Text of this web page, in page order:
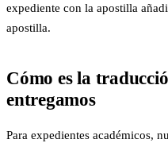
expediente con la apostilla
apostilla.
Cómo es la
entregamos
Para expedientes académicos,